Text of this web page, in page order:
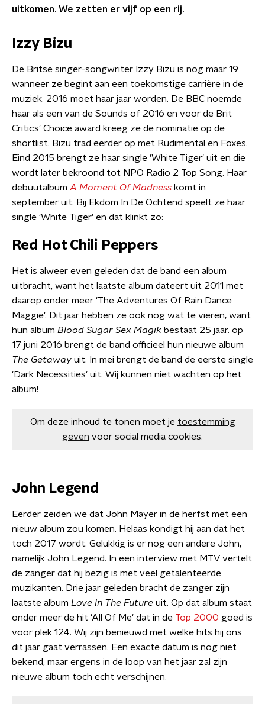
uitkomen. We zetten er vijf op een rij.
Izzy Bizu
De Britse singer-songwriter Izzy Bizu is nog maar 19
wanneer ze begint aan een toekomstige carrière in de
muziek. 2016 moet haar jaar worden. De BBC noemde
haar als een van de Sounds of 2016 en voor de Brit
Critics' Choice award kreeg ze de nominatie op de
shortlist. Bizu trad eerder op met Rudimental en Foxes.
Eind 2015 brengt ze haar single 'White Tiger' uit en die
wordt later bekroond tot NPO Radio 2 Top Song. Haar
debuutalbum A Moment Of Madness komt in
september uit. Bij Ekdom In De Ochtend speelt ze haar
single 'White Tiger' en dat klinkt zo:
Red Hot Chili Peppers
Het is alweer even geleden dat de band een album
uitbracht, want het laatste album dateert uit 2011 met
daarop onder meer 'The Adventures Of Rain Dance
Maggie'. Dit jaar hebben ze ook nog wat te vieren, want
hun album Blood Sugar Sex Magik bestaat 25 jaar. op
17 juni 2016 brengt de band officieel hun nieuwe album
The Getaway uit. In mei brengt de band de eerste single
'Dark Necessities' uit. Wij kunnen niet wachten op het
album!
Om deze inhoud te tonen moet je toestemming
geven voor social media cookies.
John Legend
Eerder zeiden we dat John Mayer in de herfst met een
nieuw album zou komen. Helaas kondigt hij aan dat het
toch 2017 wordt. Gelukkig is er nog een andere John,
namelijk John Legend. In een interview met MTV vertelt
de zanger dat hij bezig is met veel getalenteerde
muzikanten. Drie jaar geleden bracht de zanger zijn
laatste album Love In The Future uit. Op dat album staat
onder meer de hit 'All Of Me' dat in de Top 2000 goed is
voor plek 124. Wij zijn benieuwd met welke hits hij ons
dit jaar gaat verrassen. Een exacte datum is nog niet
bekend, maar ergens in de loop van het jaar zal zijn
nieuwe album toch echt verschijnen.